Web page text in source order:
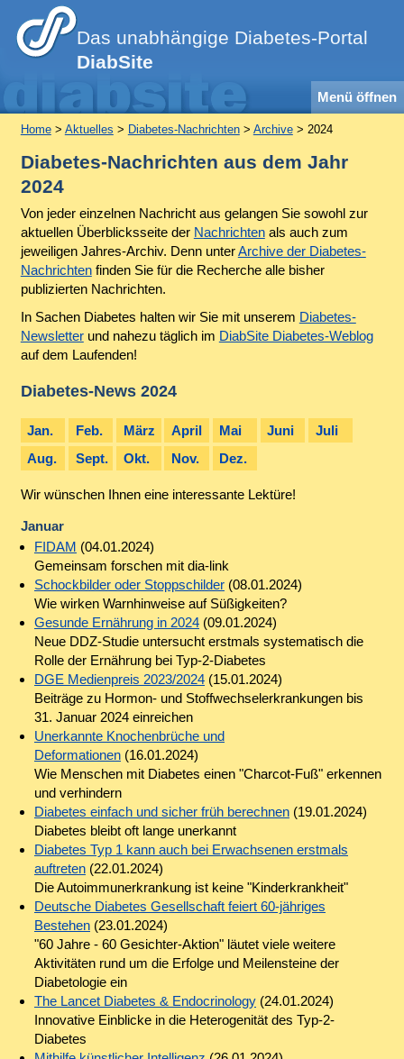
Das unabhängige Diabetes-Portal
DiabSite
Menü öffnen
Home> Aktuelles > Diabetes-Nachrichten> Archive> 2024
Diabetes-Nachrichten aus dem Jahr
2024
Von jeder einzelnen Nachricht aus gelangen Sie sowohl zur
aktuellen Überblicksseite der Nachrichtenals auch zum
jeweiligen Jahres-Archiv. Denn unterArchive der Diabetes-
Nachrichtenfinden Sie für die Recherche alle bisher
publizierten Nachrichten.
In Sachen Diabetes halten wir Sie mit unserem Diabetes-
Newsletterund nahezu täglich im DiabSite Diabetes-Weblog
auf dem Laufenden!
Diabetes-News 2024
Jan. Feb. März April Mai Juni
Juli
Aug.
Sept. Okt. Nov. Dez.
Wir wünschen Ihnen eine interessante Lektüre!
Januar
FIDAM (04.01.2024)
Gemeinsam forschen mit dia-link
Schockbilder oder Stoppschilder(08.01.2024)
Wie wirken Warnhinweise auf Süßigkeiten?
Gesunde Ernährung in 2024(09.01.2024)
Neue DDZ-Studie untersucht erstmals systematisch die
Rolle der Ernährung bei Typ-2-Diabetes
DGE Medienpreis 2023/2024(15.01.2024)
Beiträge zu Hormon- und Stoffwechselerkrankungen bis
31. Januar 2024 einreichen
Unerkannte Knochenbrüche und
Deformationen(16.01.2024)
Wie Menschen mit Diabetes einen "Charcot-Fuß" erkennen
und verhindern
Diabetes einfach und sicher früh berechnen(19.01.2024)
Diabetes bleibt oft lange unerkannt
Diabetes Typ 1 kann auch bei Erwachsenen erstmals
auftreten(22.01.2024)
Die Autoimmunerkrankung ist keine "Kinderkrankheit"
Deutsche Diabetes Gesellschaft feiert 60-jähriges
Bestehen(23.01.2024)
"60 Jahre - 60 Gesichter-Aktion" läutet viele weitere
Aktivitäten rund um die Erfolge und Meilensteine der
Diabetologie ein
The Lancet Diabetes & Endocrinology(24.01.2024)
Innovative Einblicke in die Heterogenität des Typ-2-
Diabetes